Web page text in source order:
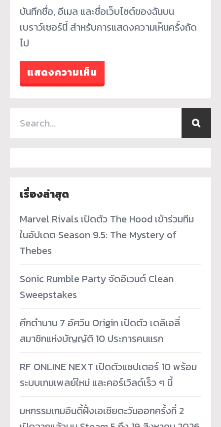
บันทึกชื่อ, อีเมล และชื่อเว็บไซต์ของฉันบน
เบราว์เซอร์นี้ สำหรับการแสดงความเห็นครั้งถัด
ไป
เรื่องล่าสุด
Marvel Rivals เปิดตัว The Hood เข้าร่วมทีม
ในอัปเดต Season 9.5: The Mystery of
Thebes
Sonic Rumble Party จัดอีเวนต์ Clean
Sweepstakes
ศึกตำนาน 7 อัศวิน Origin เปิดตัว เดลิเอลี่
สมาชิกแห่งบัญญัติ 10 ประการคนแรก
RF ONLINE NEXT เปิดตัวแชปเตอร์ 10 พร้อม
ระบบเกมเพลย์ใหม่ และคอร์เวิลด์เร็ว ๆ นี้
มหกรรมเกมอินดี้ฝั่งเอเชียตะวันออกครั้งที่ 2